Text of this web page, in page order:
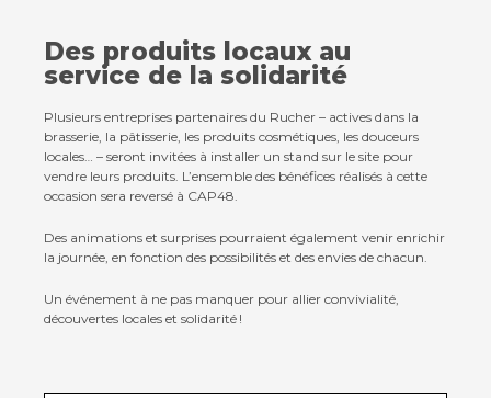
Des produits locaux au
service de la solidarité
Plusieurs entreprises partenaires du Rucher – actives dans la
brasserie, la pâtisserie, les produits cosmétiques, les douceurs
locales… – seront invitées à installer un stand sur le site pour
vendre leurs produits. L’ensemble des bénéfices réalisés à cette
occasion sera reversé à CAP48.
Des animations et surprises pourraient également venir enrichir
la journée, en fonction des possibilités et des envies de chacun.
Un événement à ne pas manquer pour allier convivialité,
découvertes locales et solidarité !